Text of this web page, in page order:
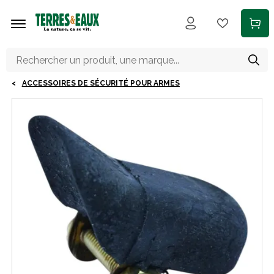
ACCESSOIRES DE SÉCURITÉ POUR ARMES